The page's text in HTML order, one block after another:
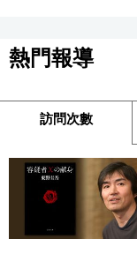
熱門報導
訪問次數